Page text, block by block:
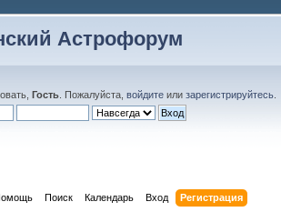
Астрофорум
Гость . Пожалуйста, войдите или зарегистрируйтесь
Поиск Календарь Вход Регистрация